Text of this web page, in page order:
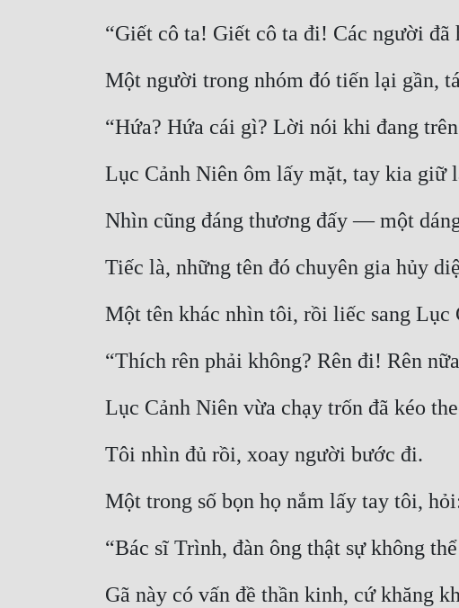
“Giết cô ta! Giết cô ta đi! Các người
Một người trong nhóm đó tiến lại gần,
“Hứa? Hứa cái gì? Lời nói khi đang
Lục Cảnh Niên ôm lấy mặt, tay kia giữ
Nhìn cũng đáng thương đấy — một
Tiếc là, những tên đó chuyên gia hủy
Một tên khác nhìn tôi, rồi liếc sang
“Thích rên phải không? Rên đi! Rên
Lục Cảnh Niên vừa chạy trốn đã kéo
Tôi nhìn đủ rồi, xoay người bước đi.
Một trong số bọn họ nắm lấy tay tôi,
“Bác sĩ Trình, đàn ông thật sự không
Gã này có vấn đề thần kinh, cứ khăng